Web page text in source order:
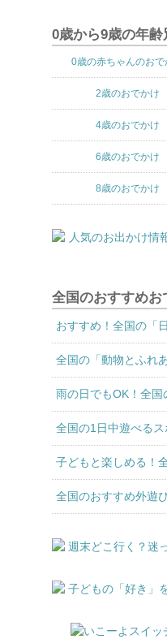
0歳から9歳の年
0歳の赤ちゃんのおで
2歳のおでかけ
4歳のおでかけ
6歳のおでかけ
8歳のおでかけ
全国のおすすめお
おすすめ！全国の「
全国の「動物とふれ
雨の日でもOK！全国
全国の1日中遊べるス
子どもと楽しめる！
全国のおすすめ外遊